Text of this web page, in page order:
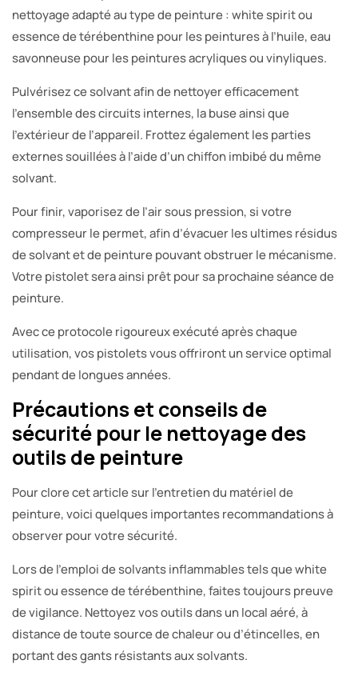
nettoyage adapté au type de peinture : white spirit ou
essence de térébenthine pour les peintures à l’huile, eau
savonneuse pour les peintures acryliques ou vinyliques.
Pulvérisez ce solvant afin de nettoyer efficacement
l’ensemble des circuits internes, la buse ainsi que
l’extérieur de l’appareil. Frottez également les parties
externes souillées à l’aide d’un chiffon imbibé du même
solvant.
Pour finir, vaporisez de l’air sous pression, si votre
compresseur le permet, afin d’évacuer les ultimes résidus
de solvant et de peinture pouvant obstruer le mécanisme.
Votre pistolet sera ainsi prêt pour sa prochaine séance de
peinture.
Avec ce protocole rigoureux exécuté après chaque
utilisation, vos pistolets vous offriront un service optimal
pendant de longues années.
Précautions et conseils de
sécurité pour le nettoyage des
outils de peinture
Pour clore cet article sur l’entretien du matériel de
peinture, voici quelques importantes recommandations à
observer pour votre sécurité.
Lors de l’emploi de solvants inflammables tels que white
spirit ou essence de térébenthine, faites toujours preuve
de vigilance. Nettoyez vos outils dans un local aéré, à
distance de toute source de chaleur ou d’étincelles, en
portant des gants résistants aux solvants.